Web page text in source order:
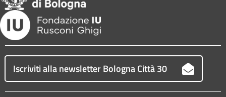
Iscriviti alla newsletter Bologna Città 30